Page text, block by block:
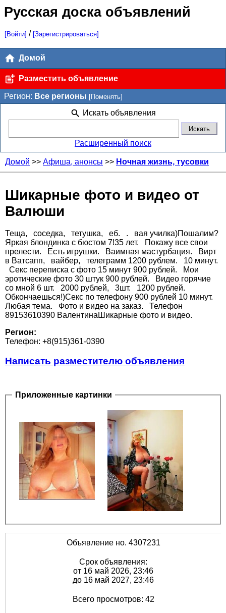
Русская доска объявлений
[Войти] / [Зарегистрироваться]
Домой
Разместить объявление
Регион: Все регионы [Поменять]
Искать объявления
Расширенный поиск
Домой >> Афиша, анонсы >> Ночная жизнь, тусовки
Шикарные фото и видео от
Валюши
Теща, соседка, тетушка, еб. . вая училка)Пошалим?
Яркая блондинка с бюстом 7!35 лет. Покажу все свои
прелести. Есть игрушки. Ваимная мастурбация. Вирт
в Ватсапп, вайбер, телеграмм 1200 рублем. 10 минут.
Секс переписка с фото 15 минут 900 рублей. Мои
эротические фото 30 штук 900 рублей. Видео горячие
со мной 6 шт. 2000 рублей, 3шт. 1200 рублей.
Обкончаешься!)Секс по телефону 900 рублей 10 минут.
Любая тема. Фото и видео на заказ. Телефон
89153610390 ВалентинаШикарные фото и видео.
Регион:
Телефон: +8(915)361-0390
Написать разместителю объявления
Приложенные картинки
Объявление но. 4307231
Срок объявления:
от 16 май 2026, 23:46
до 16 май 2027, 23:46
Всего просмотров: 42